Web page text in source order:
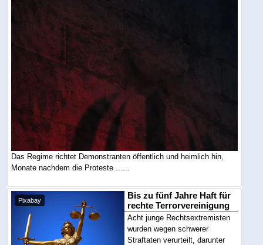
Das Regime richtet Demonstranten öffentlich und heimlich hin,
Monate nachdem die Proteste ......
Pixabay
Bis zu fünf Jahre Haft für
rechte Terrorvereinigung
Acht junge Rechtsextremisten
wurden wegen schwerer
Straftaten verurteilt, darunter